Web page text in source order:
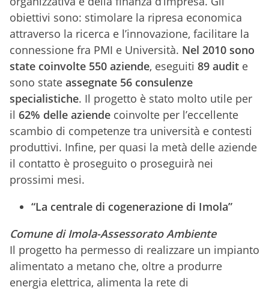
obiettivi sono: stimolare la ripresa economica
attraverso la ricerca e l’innovazione, facilitare la
connessione fra PMI e Università. Nel 2010 sono
state coinvolte 550 aziende, eseguiti 89 audit e
sono state assegnate 56 consulenze
specialistiche. Il progetto è stato molto utile per
il 62% delle aziende coinvolte per l’eccellente
scambio di competenze tra università e contesti
produttivi. Infine, per quasi la metà delle aziende
il contatto è proseguito o proseguirà nei
prossimi mesi.
“La centrale di cogenerazione di Imola”
Comune di Imola-Assessorato Ambiente
Il progetto ha permesso di realizzare un impianto
alimentato a metano che, oltre a produrre
energia elettrica, alimenta la rete di